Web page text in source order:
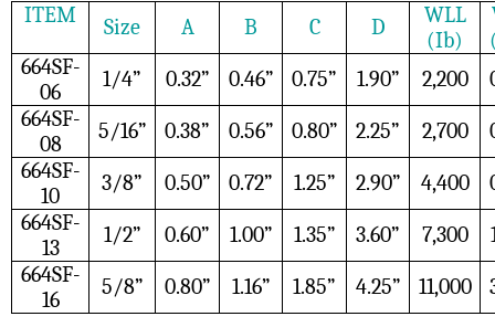
ITEM Size A B C D
WLL
(Ib)
664SF-
06
1/4” 0.32” 0.46” 0.75” 1.90” 2,200
664SF-
08
5/16” 0.38” 0.56” 0.80” 2.25” 2,700
664SF-
10
3/8” 0.50” 0.72” 1.25” 2.90” 4,400
664SF-
13
1/2” 0.60” 1.00” 1.35” 3.60” 7,300
664SF-
16
5/8” 0.80” 1.16” 1.85” 4.25” 11,000